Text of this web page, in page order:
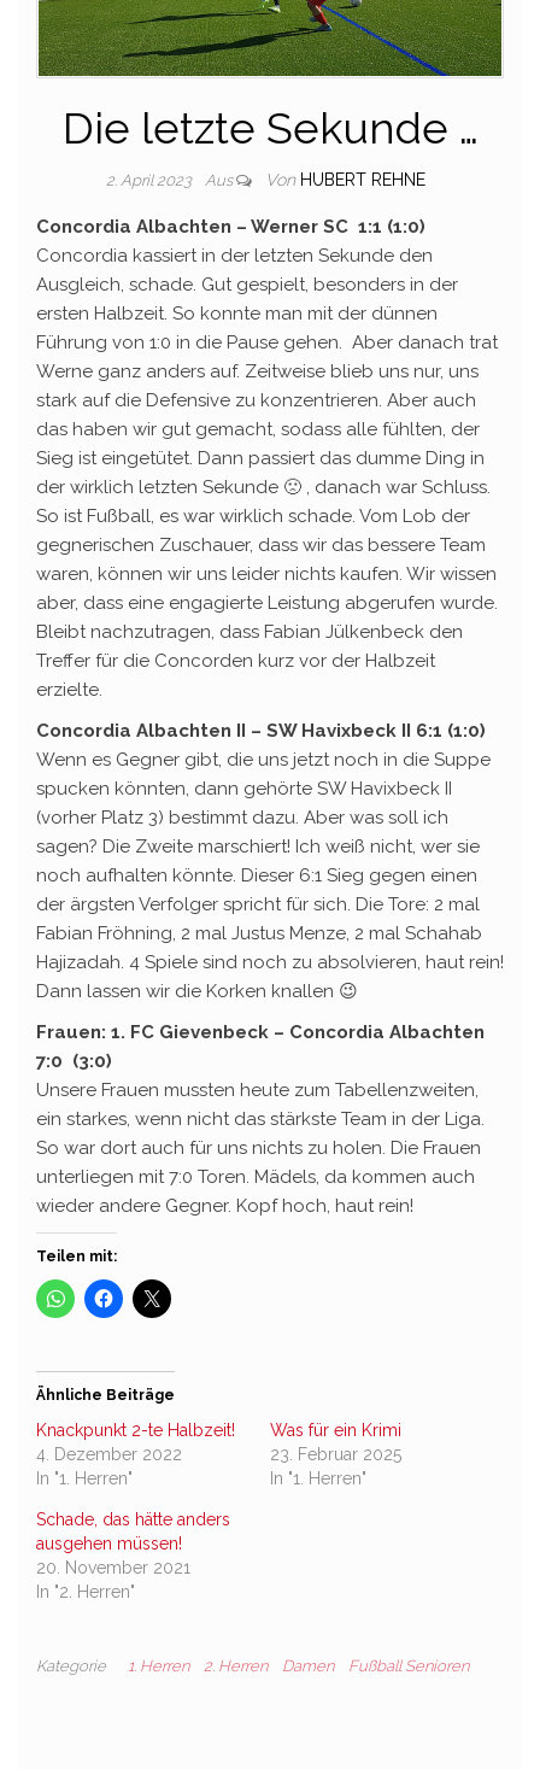
Die letzte Sekunde …
2. April 2023 Aus Von HUBERT REHNE
Concordia Albachten – Werner SC 1:1 (1:0)
Concordia kassiert in der letzten Sekunde den
Ausgleich, schade. Gut gespielt, besonders in der
ersten Halbzeit. So konnte man mit der dünnen
Führung von 1:0 in die Pause gehen. Aber danach trat
Werne ganz anders auf. Zeitweise blieb uns nur, uns
stark auf die Defensive zu konzentrieren. Aber auch
das haben wir gut gemacht, sodass alle fühlten, der
Sieg ist eingetütet. Dann passiert das dumme Ding in
der wirklich letzten Sekunde 🙁 , danach war Schluss.
So ist Fußball, es war wirklich schade. Vom Lob der
gegnerischen Zuschauer, dass wir das bessere Team
waren, können wir uns leider nichts kaufen. Wir wissen
aber, dass eine engagierte Leistung abgerufen wurde.
Bleibt nachzutragen, dass Fabian Jülkenbeck den
Treffer für die Concorden kurz vor der Halbzeit
erzielte.
Concordia Albachten II – SW Havixbeck II 6:1 (1:0)
Wenn es Gegner gibt, die uns jetzt noch in die Suppe
spucken könnten, dann gehörte SW Havixbeck II
(vorher Platz 3) bestimmt dazu. Aber was soll ich
sagen? Die Zweite marschiert! Ich weiß nicht, wer sie
noch aufhalten könnte. Dieser 6:1 Sieg gegen einen
der ärgsten Verfolger spricht für sich. Die Tore: 2 mal
Fabian Fröhning, 2 mal Justus Menze, 2 mal Schahab
Hajizadah. 4 Spiele sind noch zu absolvieren, haut rein!
Dann lassen wir die Korken knallen 😉
Frauen: 1. FC Gievenbeck – Concordia Albachten
7:0 (3:0)
Unsere Frauen mussten heute zum Tabellenzweiten,
ein starkes, wenn nicht das stärkste Team in der Liga.
So war dort auch für uns nichts zu holen. Die Frauen
unterliegen mit 7:0 Toren. Mädels, da kommen auch
wieder andere Gegner. Kopf hoch, haut rein!
Teilen mit:
Ähnliche Beiträge
Knackpunkt 2-te Halbzeit!
4. Dezember 2022
In "1. Herren"
Was für ein Krimi
23. Februar 2025
In "1. Herren"
Schade, das hätte anders
ausgehen müssen!
20. November 2021
In "2. Herren"
Kategorie 1. Herren 2. Herren Damen Fußball Senioren